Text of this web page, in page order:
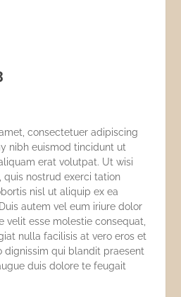
consectetuer adipiscing
nibh euismod tincidunt ut
erat volutpat. Ut wisi
quis nostrud exerci tation
nisl ut aliquip ex ea
autem vel eum iriure dolor
velit esse molestie consequat,
nulla facilisis at vero eros et
dignissim qui blandit praesent
duis dolore te feugait